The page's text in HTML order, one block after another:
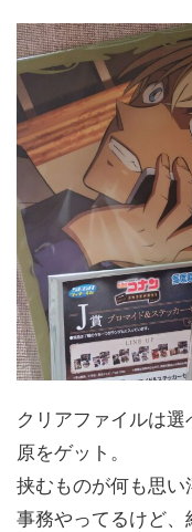
クリアファイルは
原をゲット。
挟むものが何も思
事務やってるけど、